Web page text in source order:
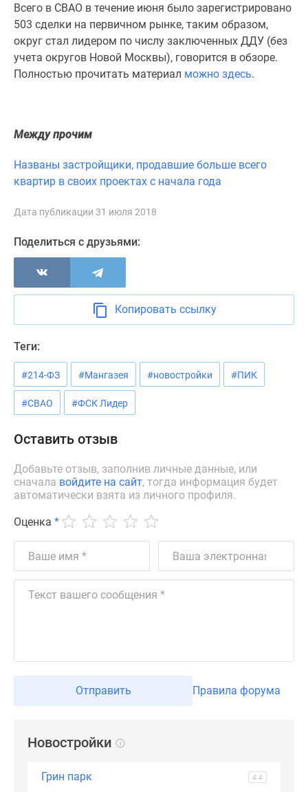
карте
Ипотечный
калькулятор
Семейная
ипотека
Медиа
Новости
Мнение
эксперта
Аналитика
Покупателю
авторы
проекте
Контакты
Реклама
сайте
Дзен
Машино-
места
Апартаменты
ипотека
#рассрочка
Субсидированная
Всего в СВАО в течение июня было зарегистрировано
503 сделки на первичном рынке, таким образом,
округ стал лидером по числу заключенных ДДУ (без
учета округов Новой Москвы), говорится в обзоре.
Полностью прочитать материал можно здесь.
Между прочим
Названы застройщики, продавшие больше всего
квартир в своих проектах с начала года
Дата публикации 31 июля 2018
Поделиться с друзьями:
Копировать ссылку
Теги:
#214-ФЗ #Мангазея #новостройки #ПИК
#СВАО #ФСК Лидер
Оставить отзыв
Добавьте отзыв, заполнив личные данные, или
сначала войдите на сайт, тогда информация будет
автоматически взята из личного профиля.
Оценка *
Отправить Правила форума
Новостройки
Грин парк 4.4